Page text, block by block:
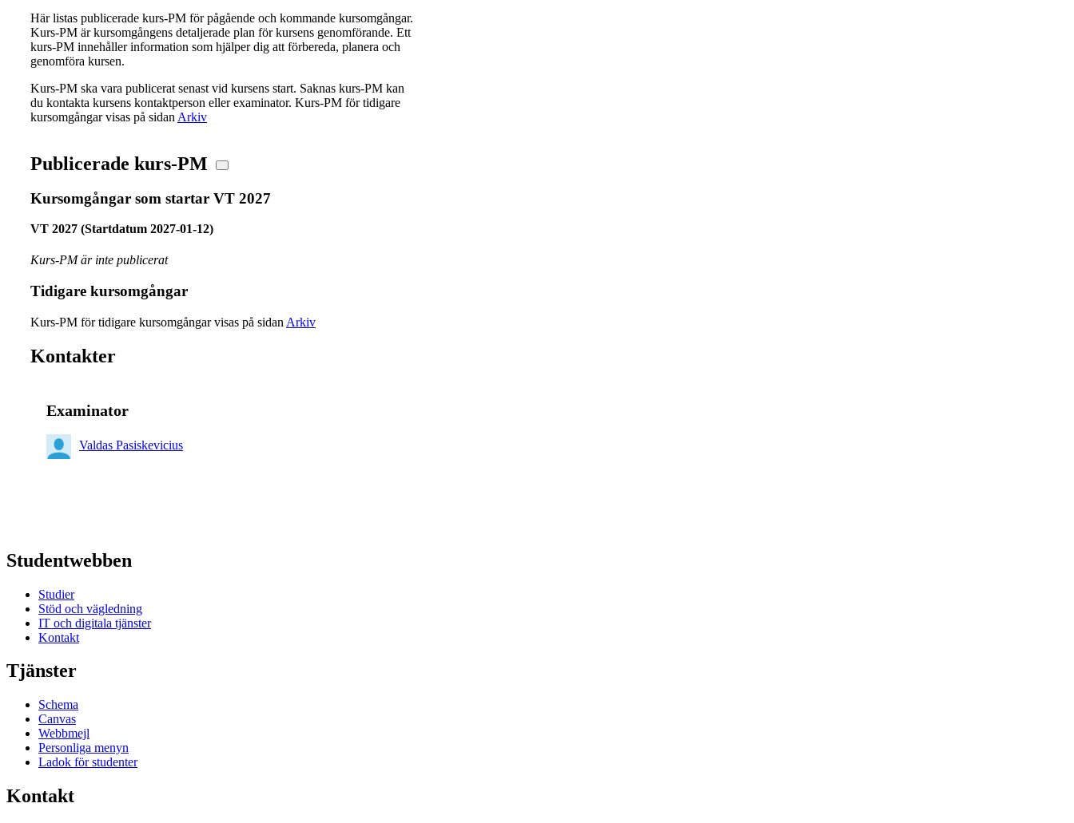
Här listas publicerade kurs-PM för pågående och kommande kursomgångar.
Kurs-PM är kursomgångens detaljerade plan för kursens genomförande. Ett
kurs-PM innehåller information som hjälper dig att förbereda, planera och
genomföra kursen.
Kurs-PM ska vara publicerat senast vid kursens start. Saknas kurs-PM kan
du kontakta kursens kontaktperson eller examinator. Kurs-PM för tidigare
kursomgångar visas på sidan Arkiv
Publicerade kurs-PM
Kursomgångar som startar VT 2027
VT 2027 (Startdatum 2027-01-12)
Kurs-PM är inte publicerat
Tidigare kursomgångar
Kurs-PM för tidigare kursomgångar visas på sidan Arkiv
Kontakter
Examinator
Valdas Pasiskevicius
Studentwebben
Studier
Stöd och vägledning
IT och digitala tjänster
Kontakt
Tjänster
Schema
Canvas
Webbmejl
Personliga menyn
Ladok för studenter
Kontakt